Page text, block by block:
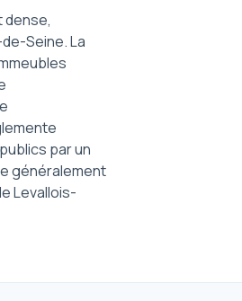
dense,
Seine. La
par un
généralement
Levallois-